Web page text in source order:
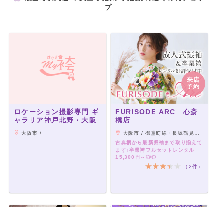
プ
ロケーション撮影専門 ギ
ャラリア神戸北野・大阪
大阪市 /
来店
予約
FURISODE ARC 心斎
橋店
大阪市 / 御堂筋線・長堀鶴見緑地線『心斎橋』駅 2番改札から出て、 地下街を長堀橋方面へ徒歩2分。北6・7番出口から地上へ。 THE PEAK SHINSAIBASHI 12階。
古典柄から最新振袖まで取り揃えて
ます♪卒業袴フルセットレンタル
15,300円～◎◎
（2件）